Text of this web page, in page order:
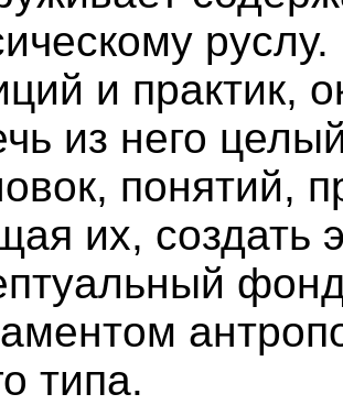
и практик,
из него
понятий,
их, создать
типа.